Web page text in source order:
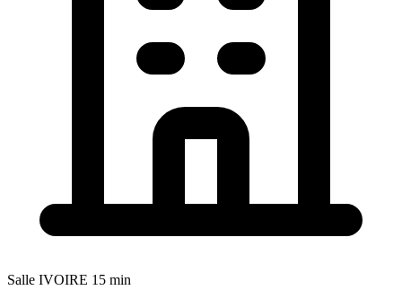
Salle IVOIRE 15 min